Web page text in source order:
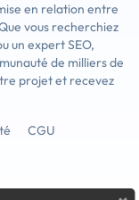
en relation entre
vous recherchiez
un expert SEO,
de milliers de
projet et recevez
CGU